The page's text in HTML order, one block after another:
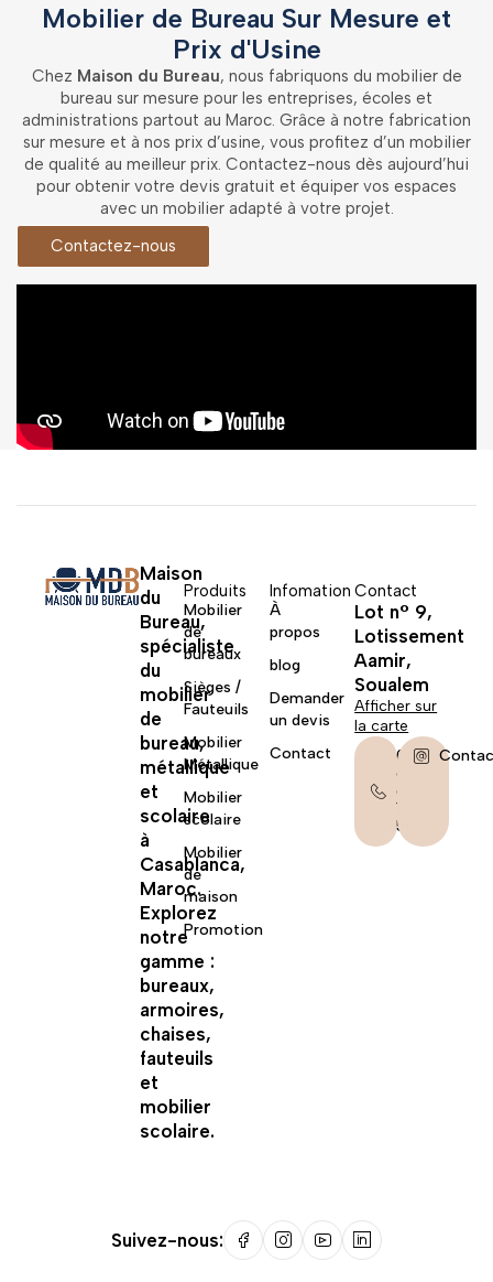
Mobilier de Bureau Sur Mesure et
Prix d'Usine
Chez Maison du Bureau, nous fabriquons du mobilier de
bureau sur mesure pour les entreprises, écoles et
administrations partout au Maroc. Grâce à notre fabrication
sur mesure et à nos prix d’usine, vous profitez d’un mobilier
de qualité au meilleur prix. Contactez-nous dès aujourd’hui
pour obtenir votre devis gratuit et équiper vos espaces
avec un mobilier adapté à votre projet.
Contactez-nous
Maison
du
Bureau,
spécialiste
du
mobilier
de
bureau,
métallique
et
scolaire
à
Casablanca,
Maroc.
Explorez
notre
gamme :
bureaux,
armoires,
chaises,
fauteuils
et
mobilier
scolaire.
Produits
Mobilier
de
bureaux
Sièges /
Fauteuils
Mobilier
Métallique
Mobilier
scolaire
Mobilier
de
maison
Promotion
Infomation
À
propos
blog
Demander
un devis
Contact
Contact
Lot n° 9,
Lotissement
Aamir,
Soualem
Afficher sur
la carte
06
67
62
14
58
Suivez-nous: